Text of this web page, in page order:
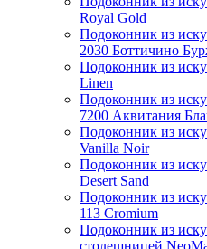
Royal Gold
Подоконник из
2030 Боттичино
Подоконник из
Linen
Подоконник из
7200 Аквитания
Подоконник из
Vanilla Noir
Подоконник из
Desert Sand
Подоконник из
113 Cromium
Подоконник из
столешницей